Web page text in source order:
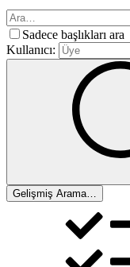
Sadece başlıkları ara
Kullanıcı:
Gelişmiş Arama…